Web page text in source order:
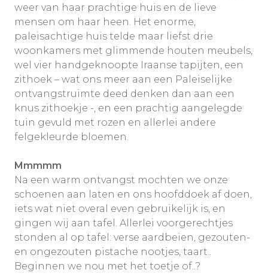
weer van haar prachtige huis en de lieve
mensen om haar heen. Het enorme,
paleisachtige huis telde maar liefst drie
woonkamers met glimmende houten meubels,
wel vier handgeknoopte Iraanse tapijten, een
zithoek – wat ons meer aan een Paleiselijke
ontvangstruimte deed denken dan aan een
knus zithoekje -, en een prachtig aangelegde
tuin gevuld met rozen en allerlei andere
felgekleurde bloemen.
Mmmmm
Na een warm ontvangst mochten we onze
schoenen aan laten en ons hoofddoek af doen,
iets wat niet overal even gebruikelijk is, en
gingen wij aan tafel. Allerlei voorgerechtjes
stonden al op tafel: verse aardbeien, gezouten-
en ongezouten pistache nootjes, taart..
Beginnen we nou met het toetje of..?